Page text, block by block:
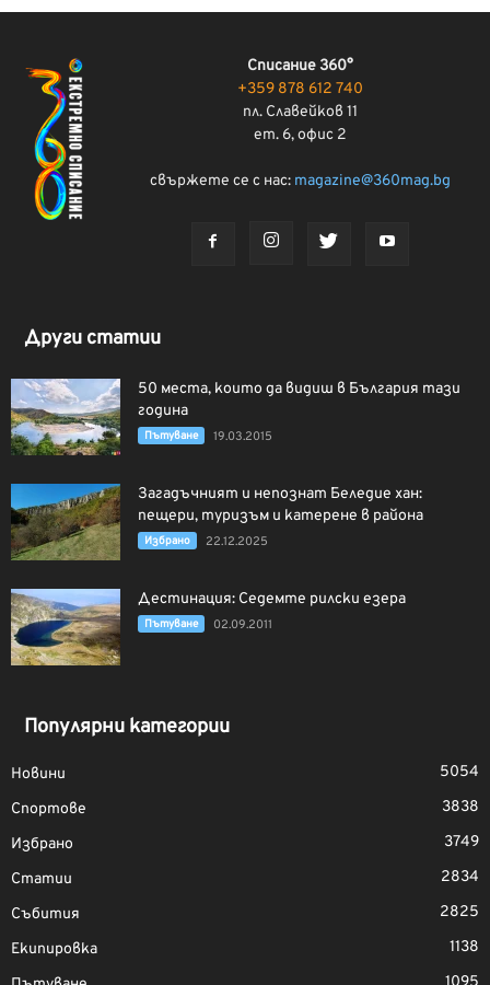
Списание 360°
+359 878 612 740
пл. Славейков 11
ет. 6, офис 2
свържете се с нас: magazine@360mag.bg
Други статии
50 места, които да видиш в България тази
година
Пътуване 19.03.2015
Загадъчният и непознат Беледие хан:
пещери, туризъм и катерене в района
Избрано 22.12.2025
Дестинация: Седемте рилски езера
Пътуване 02.09.2011
Популярни категории
Новини
5054
Спортове
3838
Избрано
3749
Статии
2834
Събития
2825
Екипировка
1138